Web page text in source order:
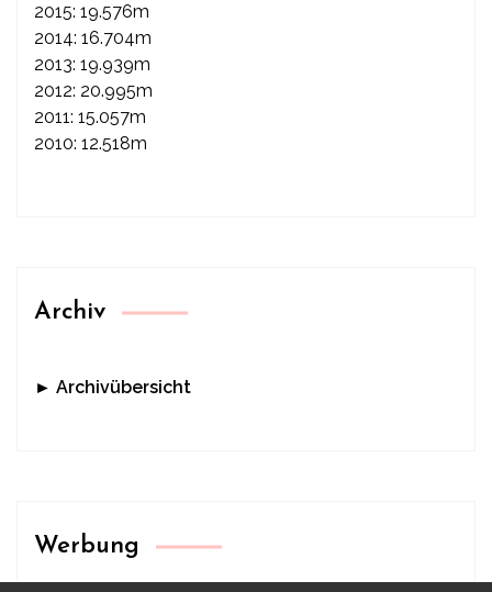
2015: 19.576m
2014: 16.704m
2013: 19.939m
2012: 20.995m
2011: 15.057m
2010: 12.518m
Archiv
► Archivübersicht
Werbung